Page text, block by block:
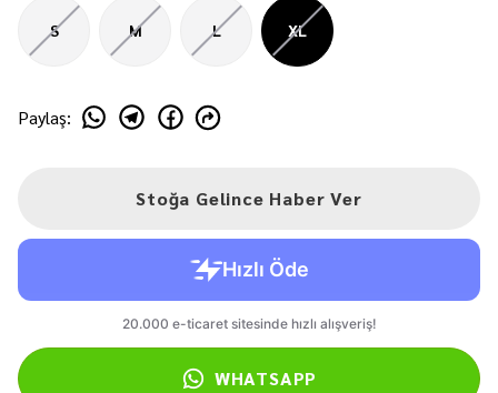
S M L XL
Paylaş:
Stoğa Gelince Haber Ver
WHATSAPP